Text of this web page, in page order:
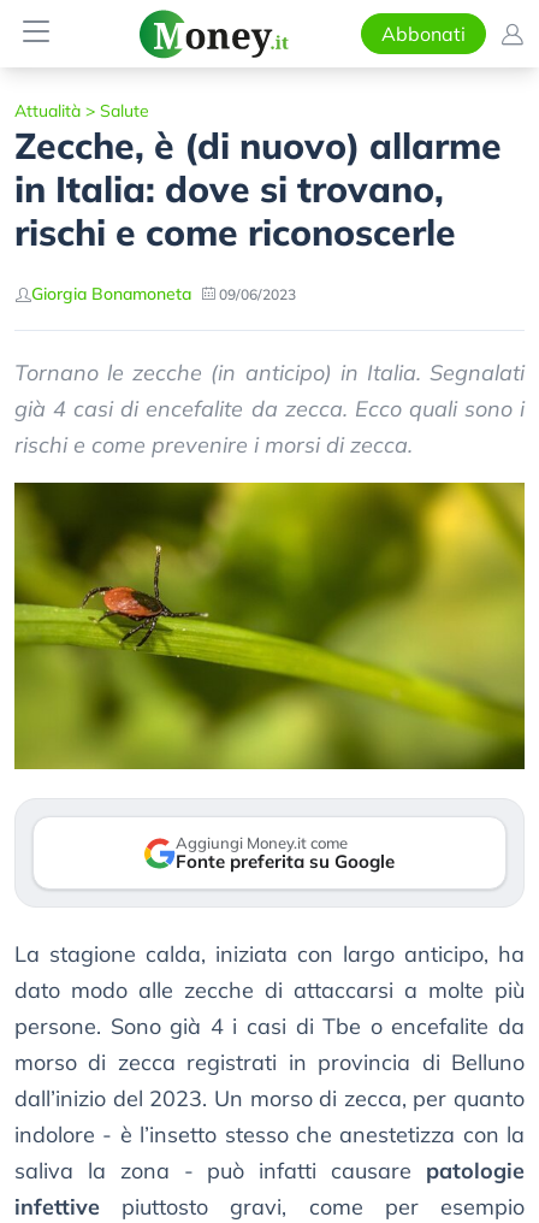
Abbonati
Attualità > Salute
Zecche, è (di nuovo) allarme
in Italia: dove si trovano,
rischi e come riconoscerle
Giorgia Bonamoneta 09/06/2023
Tornano le zecche (in anticipo) in Italia. Segnalati
già 4 casi di encefalite da zecca. Ecco quali sono i
rischi e come prevenire i morsi di zecca.
Aggiungi Money.it come
Fonte preferita su Google
La stagione calda, iniziata con largo anticipo, ha
dato modo alle zecche di attaccarsi a molte più
persone. Sono già 4 i casi di Tbe o encefalite da
morso di zecca registrati in provincia di Belluno
dall’inizio del 2023. Un morso di zecca, per quanto
indolore - è l’insetto stesso che anestetizza con la
saliva la zona - può infatti causare patologie
infettive piuttosto gravi, come per esempio